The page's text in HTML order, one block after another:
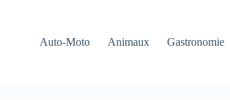
Auto-Moto Animaux Gastronomie